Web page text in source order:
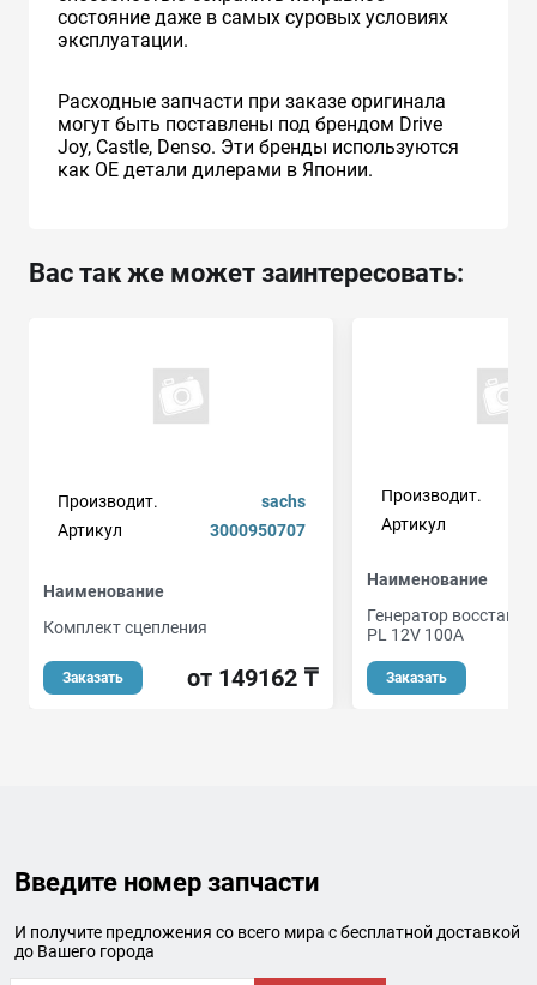
состояние даже в самых суровых условиях
эксплуатации.
Расходные запчасти при заказе оригинала
могут быть поставлены под брендом Drive
Joy, Castle, Denso. Эти бренды используются
как ОЕ детали дилерами в Японии.
Вас так же может заинтересовать:
Производит.
sachs
Артикул
3000950707
Наименование
Комплект сцепления
Заказать от 149162 ₸
Производит.
Артикул
Наименование
Генератор
PL 12V 100A
Заказать
Введите номер запчасти
И получите предложения со всего мира с бесплатной доставкой
до Вашего города